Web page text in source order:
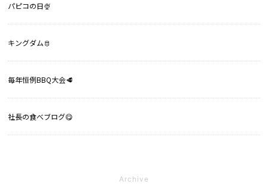
パピコの日🍨
キングダム🫅
毎年恒例BBQ大会🥩
社長の食べブログ😋
Archive